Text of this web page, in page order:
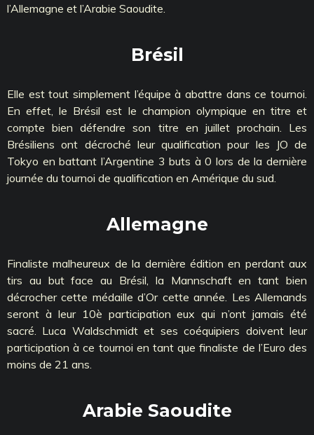
l’Allemagne et l’Arabie Saoudite.
Brésil
Elle est tout simplement l’équipe à abattre dans ce tournoi.
En effet, le Brésil est le champion olympique en titre et
compte bien défendre son titre en juillet prochain. Les
Brésiliens ont décroché leur qualification pour les JO de
Tokyo en battant l’Argentine 3 buts à 0 lors de la dernière
journée du tournoi de qualification en Amérique du sud.
Allemagne
Finaliste malheureux de la dernière édition en perdant aux
tirs au but face au Brésil, la Mannschaft en tant bien
décrocher cette médaille d’Or cette année. Les Allemands
seront à leur 10è participation eux qui n’ont jamais été
sacré. Luca Waldschmidt et ses coéquipiers doivent leur
participation à ce tournoi en tant que finaliste de l’Euro des
moins de 21 ans.
Arabie Saoudite